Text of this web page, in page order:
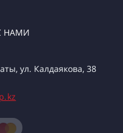
НАМИ
ул. Калдаякова, 38